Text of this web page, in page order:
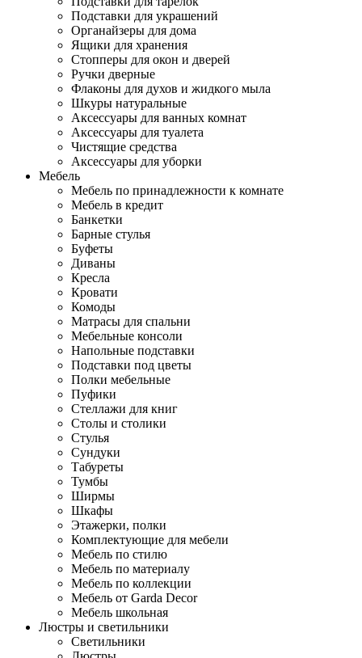
Подставки для украшений
Органайзеры для дома
Ящики для хранения
Стопперы для окон и дверей
Ручки дверные
Флаконы для духов и жидкого мыла
Шкуры натуральные
Аксессуары для ванных комнат
Аксессуары для туалета
Чистящие средства
Аксессуары для уборки
Мебель
Мебель по принадлежности к комнате
Мебель в кредит
Банкетки
Барные стулья
Буфеты
Диваны
Кресла
Кровати
Комоды
Матрасы для спальни
Мебельные консоли
Напольные подставки
Подставки под цветы
Полки мебельные
Пуфики
Стеллажи для книг
Столы и столики
Стулья
Сундуки
Табуреты
Тумбы
Ширмы
Шкафы
Этажерки, полки
Комплектующие для мебели
Мебель по стилю
Мебель по материалу
Мебель по коллекции
Мебель от Garda Decor
Мебель школьная
Люстры и светильники
Светильники